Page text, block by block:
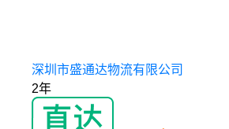
深圳市盛通达物流有限公司
2年